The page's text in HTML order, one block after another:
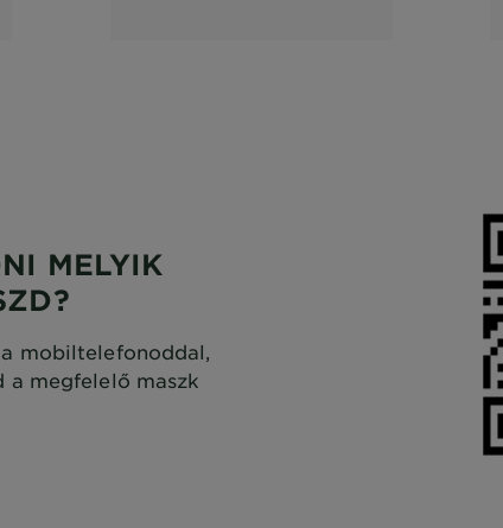
MELYIK
mobiltelefonoddal,
a megfelelő maszk